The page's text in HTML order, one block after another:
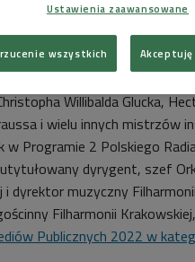
na instrumenty, a punktem
instrumentach orkiestry
i czysto muzyczne.
Willibalda Glucka,
i wielu innych mistrzów
w Programie 2 Polskiego
dyrygent, szef
i dyrektor muzyczny
Filharmonii
Publicznych 2022 w
Ustawienia zaawansowane
wszystkich